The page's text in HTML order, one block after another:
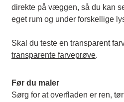
direkte på væggen, så du kan
eget rum og under forskellige
transparente farveprøve.
Før du maler
Sørg for at overfladen er ren,